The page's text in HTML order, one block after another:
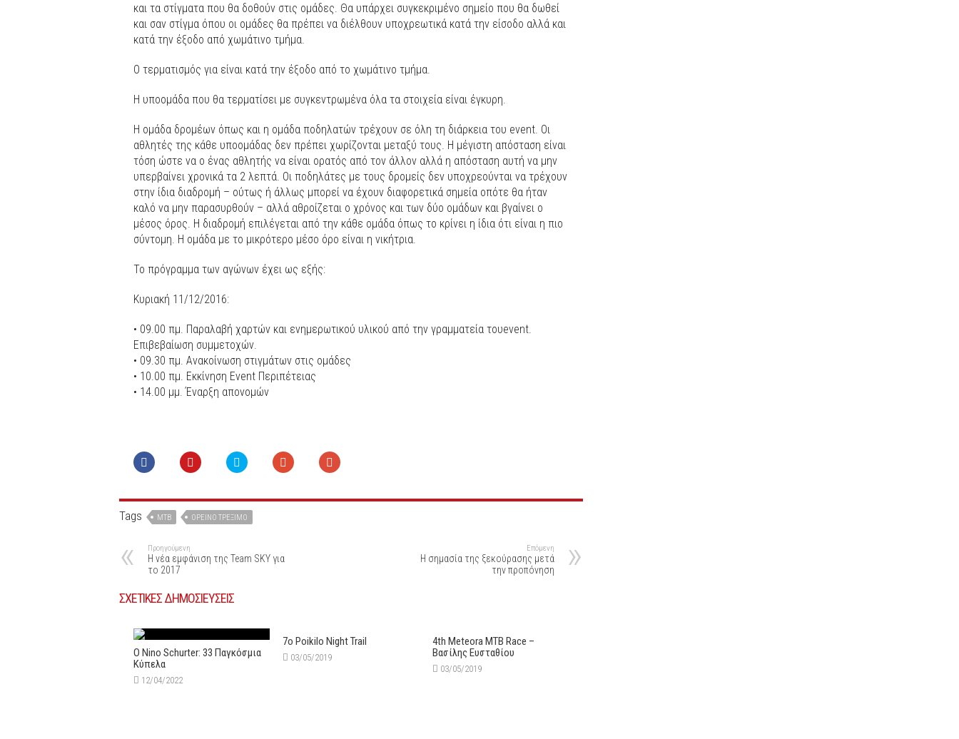
και τα στίγματα που θα δοθούν στις ομάδες. Θα υπάρχει συγκεκριμένο σημείο που θα δωθεί
και σαν στίγμα όπου οι ομάδες θα πρέπει να διέλθουν υποχρεωτικά κατά την είσοδο αλλά και
κατά την έξοδο από χωμάτινο τμήμα.
Ο τερματισμός για είναι κατά την έξοδο από το χωμάτινο τμήμα.
Η υποομάδα που θα τερματίσει με συγκεντρωμένα όλα τα στοιχεία είναι έγκυρη.
Η ομάδα δρομέων όπως και η ομάδα ποδηλατών τρέχουν σε όλη τη διάρκεια του event. Οι
αθλητές της κάθε υποομάδας δεν πρέπει χωρίζονται μεταξύ τους. Η μέγιστη απόσταση είναι
τόση ώστε να ο ένας αθλητής να είναι ορατός από τον άλλον αλλά η απόσταση αυτή να μην
υπερβαίνει χρονικά τα 2 λεπτά. Οι ποδηλάτες με τους δρομείς δεν υποχρεούνται να τρέχουν
στην ίδια διαδρομή – ούτως ή άλλως μπορεί να έχουν διαφορετικά σημεία οπότε θα ήταν
καλό να μην παρασυρθούν – αλλά αθροίζεται ο χρόνος και των δύο ομάδων και βγαίνει ο
μέσος όρος. Η διαδρομή επιλέγεται από την κάθε ομάδα όπως το κρίνει η ίδια ότι είναι η πιο
σύντομη. Η ομάδα με το μικρότερο μέσο όρο είναι η νικήτρια.
Το πρόγραμμα των αγώνων έχει ως εξής:
Κυριακή 11/12/2016:
• 09.00 πμ. Παραλαβή χαρτών και ενημερωτικού υλικού από την γραμματεία τουevent.
Επιβεβαίωση συμμετοχών.
• 09.30 πμ. Ανακοίνωση στιγμάτων στις ομάδες
• 10.00 πμ. Εκκίνηση Event Περιπέτειας
• 14.00 μμ. Έναρξη απονομών
Tags ΜΤΒ ΟΡΕΙΝΌ ΤΡΈΞΙΜΟ
Προηγούμενη
Η νέα εμφάνιση της Team SKY για
το 2017
Επόμενη
Η σημασία της ξεκούρασης μετά
την προπόνηση
ΣΧΕΤΙΚΕΣ ΔΗΜΟΣΙΕΥΣΕΙΣ
O Nino Schurter: 33 Παγκόσμια
Κύπελα
12/04/2022
7ο Poikilo Night Trail
03/05/2019
4th Meteora MTB Race –
Βασίλης Ευσταθίου
03/05/2019